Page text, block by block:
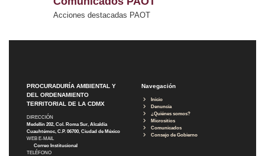
Acciones destacadas PAOT
PROCURADURÍA AMBIENTAL Y
DEL ORDENAMIENTO
TERRITORIAL DE LA CDMX
DIRECCIÓN
Medellín 202, Col. Roma Sur, Alcaldía
Cuauhtémoc, C.P. 06700, Ciudad de México
WEB E-MAIL
Correo Institucional
TELÉFONO
Navegación
Inicio
Denuncia
¿Quiénes somos?
Micrositios
Comunicados
Consejo de Gobierno